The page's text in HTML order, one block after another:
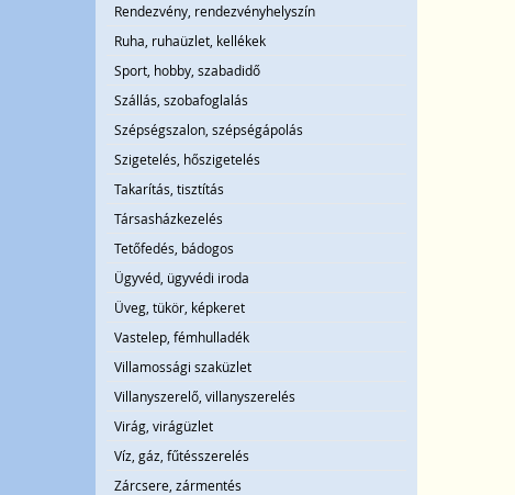
Rendezvény, rendezvényhelyszín
Ruha, ruhaüzlet, kellékek
Sport, hobby, szabadidő
Szállás, szobafoglalás
Szépségszalon, szépségápolás
Szigetelés, hőszigetelés
Takarítás, tisztítás
Társasházkezelés
Tetőfedés, bádogos
Ügyvéd, ügyvédi iroda
Üveg, tükör, képkeret
Vastelep, fémhulladék
Villamossági szaküzlet
Villanyszerelő, villanyszerelés
Virág, virágüzlet
Víz, gáz, fűtésszerelés
Zárcsere, zármentés